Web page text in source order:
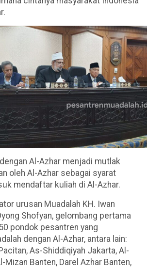
Al-Azhar menjadi mutlak
oleh Al-Azhar sebagai syarat
mendaftar kuliah di Al-Azhar.
urusan Muadalah KH. Iwan
Shofyan, gelombang pertama
pondok pesantren yang
dengan Al-Azhar, antara lain:
As-Shiddiqiyah Jakarta, Al-
Mizan Banten, Darel Azhar Banten,